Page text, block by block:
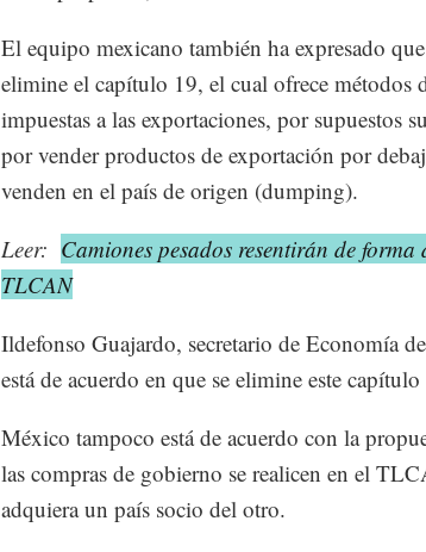
El equipo mexicano también ha expresado
elimine el capítulo 19, el cual ofrece métodos
impuestas a las exportaciones, por supuestos
por vender productos de exportación por
venden en el país de origen (dumping).
Leer: Camiones pesados resentirán de
TLCAN
Ildefonso Guajardo, secretario de Economía
está de acuerdo en que se elimine este
México tampoco está de acuerdo con la
las compras de gobierno se realicen en el
adquiera un país socio del otro.